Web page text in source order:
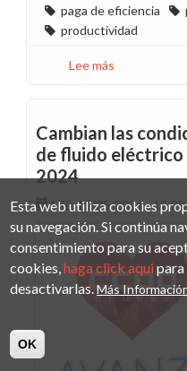
paga de eficiencia
productividad
Lee más
salarial
en
Endesa
Cambian las
de fluido eléctrico
2024
Mié, 15/05/2024 - 12:29
Esta web utiliza cookies
su navegación. Si continúa
consentimiento para su
cookies,haga click aqui
desactivarlas.Más
OK